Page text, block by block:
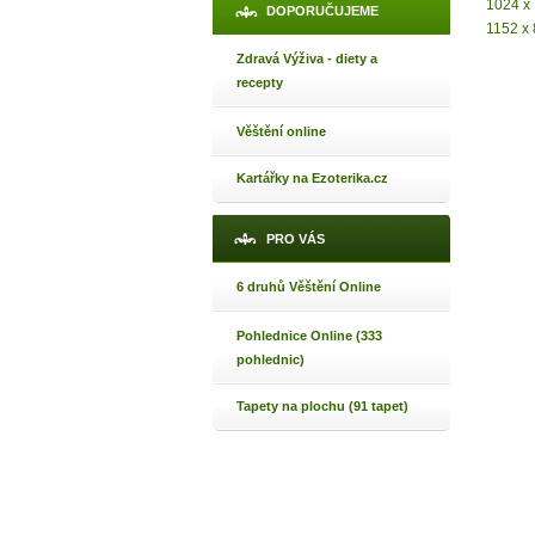
Jak
Jak
DOPORUČUJEME
Zdravá Výživa - diety a
recepty
Věštění online
Kartářky na Ezoterika.cz
PRO VÁS
6 druhů Věštění Online
Pohlednice Online (333
pohlednic)
Tapety na plochu (91 tapet)
1024 x
1152 x